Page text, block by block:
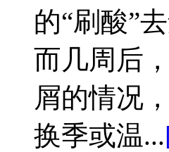
的“刷酸”
而几周后
屑的情况
换季或温...